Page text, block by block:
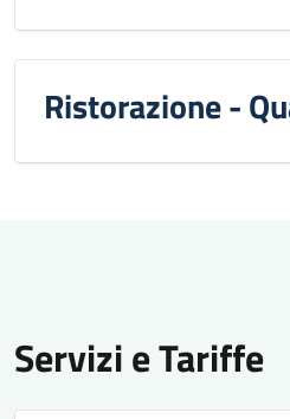
Ristorazione -
Servizi e Tariffe